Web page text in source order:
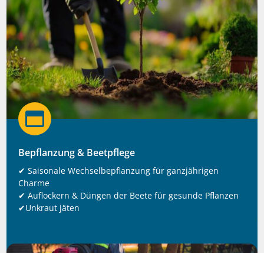

Bepflanzung & Beetpflege
✔ Saisonale Wechselbepflanzung für ganzjährigen
Charme
✔ Auflockern & Düngen der Beete für gesunde Pflanzen
✔Unkraut jäten